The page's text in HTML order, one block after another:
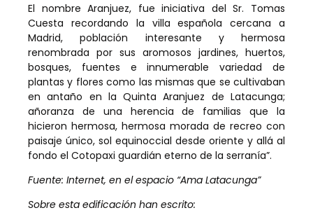
El nombre Aranjuez, fue iniciativa del Sr. Tomas
Cuesta recordando la villa española cercana a
Madrid, población interesante y hermosa
renombrada por sus aromosos jardines, huertos,
bosques, fuentes e innumerable variedad de
plantas y flores como las mismas que se cultivaban
en antaño en la Quinta Aranjuez de Latacunga;
añoranza de una herencia de familias que la
hicieron hermosa, hermosa morada de recreo con
paisaje único, sol equinoccial desde oriente y allá al
fondo el Cotopaxi guardián eterno de la serranía”.
Fuente: Internet, en el espacio “Ama Latacunga”
Sobre esta edificación han escrito: